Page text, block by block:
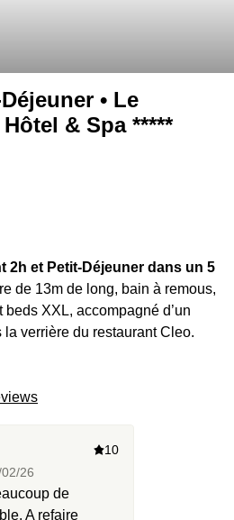
• Le
& Spa *****
2h et Petit-Déjeuner dans un 5
de 13m de long, bain à remous,
XXL, accompagné d’un
verrière du restaurant Cleo.
26
10
de
A refaire